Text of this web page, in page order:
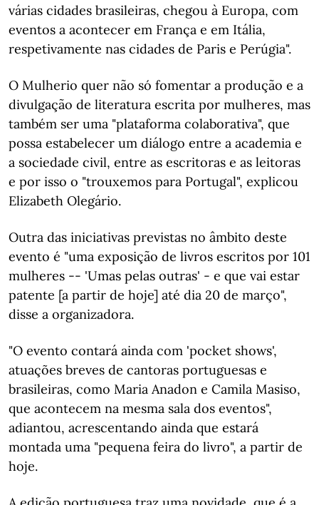
várias cidades brasileiras, chegou à Europa, com
eventos a acontecer em França e em Itália,
respetivamente nas cidades de Paris e Perúgia".
O Mulherio quer não só fomentar a produção e a
divulgação de literatura escrita por mulheres, mas
também ser uma "plataforma colaborativa", que
possa estabelecer um diálogo entre a academia e
a sociedade civil, entre as escritoras e as leitoras
e por isso o "trouxemos para Portugal", explicou
Elizabeth Olegário.
Outra das iniciativas previstas no âmbito deste
evento é "uma exposição de livros escritos por 101
mulheres -- 'Umas pelas outras' - e que vai estar
patente [a partir de hoje] até dia 20 de março",
disse a organizadora.
"O evento contará ainda com 'pocket shows',
atuações breves de cantoras portuguesas e
brasileiras, como Maria Anadon e Camila Masiso,
que acontecem na mesma sala dos eventos",
adiantou, acrescentando ainda que estará
montada uma "pequena feira do livro", a partir de
hoje.